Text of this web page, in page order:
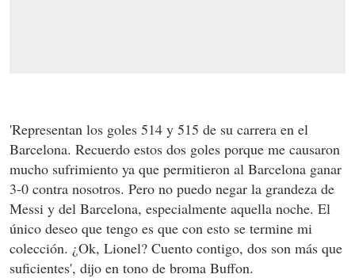
'Representan los goles 514 y 515 de su carrera en el
Barcelona. Recuerdo estos dos goles porque me causaron
mucho sufrimiento ya que permitieron al Barcelona ganar
3-0 contra nosotros. Pero no puedo negar la grandeza de
Messi y del Barcelona, especialmente aquella noche. El
único deseo que tengo es que con esto se termine mi
colección. ¿Ok, Lionel? Cuento contigo, dos son más que
suficientes', dijo en tono de broma Buffon.